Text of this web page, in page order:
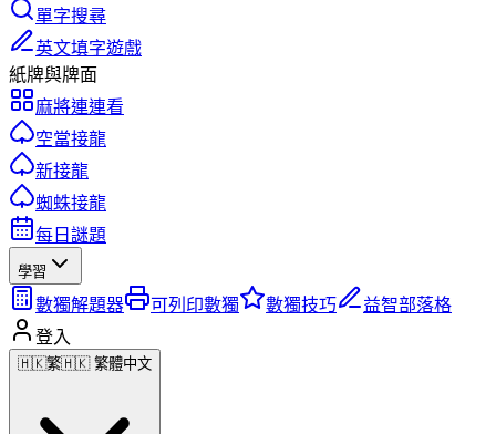
單字搜尋
英文填字遊戲
紙牌與牌面
麻將連連看
空當接龍
新接龍
蜘蛛接龍
每日謎題
學習
數獨解題器 可列印數獨 數獨技巧
益智部落格
登入
🇭🇰繁🇭🇰 繁體中文